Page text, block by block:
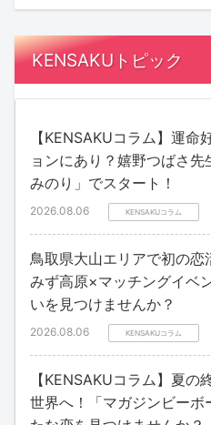
KENSAKUトピック
【KENSAKUコラム】運
ョンにあり？嬉野つばさ先
みのり」でスタート！
2026.08.06 KENSAKUコラム
鳥取県大山エリアで初の恋
みず高原×マッチングイベ
いを見つけませんか？
2026.08.06 KENSAKUコラム
【KENSAKUコラム】夏
世界へ！「マガジンビー